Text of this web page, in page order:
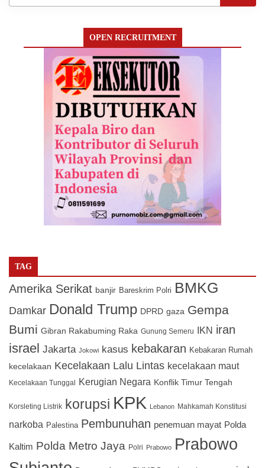
OPEN RECRUITMENT
TAG
Amerika Serikat banjir Bareskrim Polri BMKG
Damkar Donald Trump DPRD gaza Gempa
Bumi Gibran Rakabuming Raka Gunung Semeru IKN iran
israel Jakarta Jokowi kasus kebakaran Kebakaran Rumah
kecelakaan Kecelakaan Lalu Lintas kecelakaan maut
Kecelakaan Tunggal Kerugian Negara Konflik Timur Tengah
Korsleting Listrik korupsi KPK Lebanon Mahkamah Konstitusi
narkoba Palestina Pembunuhan penemuan mayat Polda
Kaltim Polda Metro Jaya Polri Prabowo Prabowo